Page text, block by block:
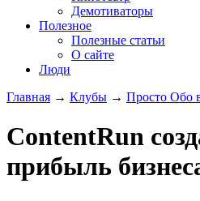
Демотиваторы
Полезное
Полезные статьи
О сайте
Люди
Главная → Клубы → Просто Обо
ContentRun
прибыль